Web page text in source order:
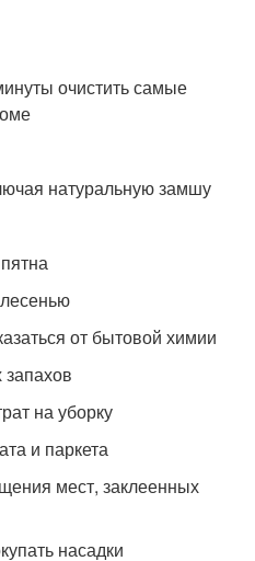
очистить самые
натуральную замшу
от бытовой химии
на уборку
и паркета
мест, заклеенных
насадки